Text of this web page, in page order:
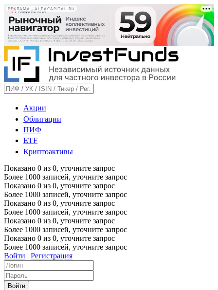
РЕКЛАМА • ALFACAPITAL.RU
Акции
Облигации
ПИФ
ETF
Криптоактивы
Показано 0 из 0, уточните запрос
Более 1000 записей, уточните запрос
Показано 0 из 0, уточните запрос
Более 1000 записей, уточните запрос
Показано 0 из 0, уточните запрос
Более 1000 записей, уточните запрос
Показано 0 из 0, уточните запрос
Более 1000 записей, уточните запрос
Показано 0 из 0, уточните запрос
Более 1000 записей, уточните запрос
Войти | Регистрация